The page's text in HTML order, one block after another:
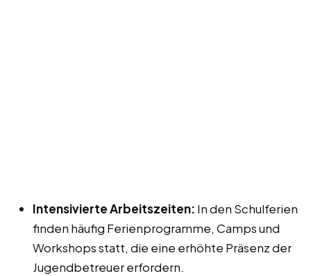
Intensivierte Arbeitszeiten: In den Schulferien
finden häufig Ferienprogramme, Camps und
Workshops statt, die eine erhöhte Präsenz der
Jugendbetreuer erfordern.